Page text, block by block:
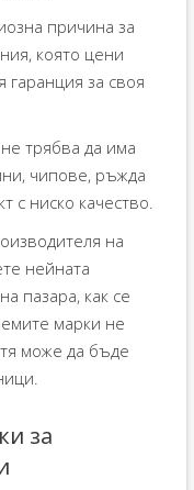
причина за
която цени
гаранция за своя
трябва да има
чипове, ръжда
с ниско качество.
на
нейната
пазара, как се
марки не
може да бъде
за